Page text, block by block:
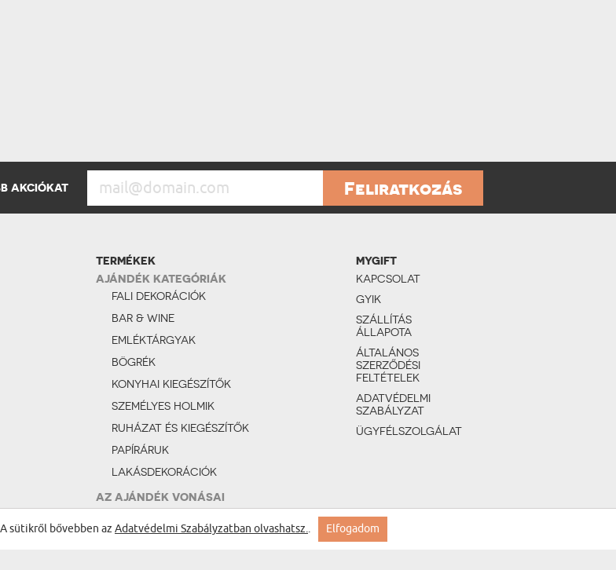
AKCIÓKAT Feliratkozás
TERMÉKEK
AJÁNDÉK KATEGÓRIÁK
FALI DEKORÁCIÓK
BAR & WINE
EMLÉKTÁRGYAK
BÖGRÉK
KONYHAI KIEGÉSZÍTŐK
SZEMÉLYES HOLMIK
RUHÁZAT ÉS KIEGÉSZÍTŐK
PAPÍRÁRUK
LAKÁSDEKORÁCIÓK
AZ AJÁNDÉK VONÁSAI
ROMANTIKUS
MYGIFT
KAPCSOLAT
GYIK
SZÁLLÍTÁS
ÁLLAPOTA
ÁLTALÁNOS
SZERZŐDÉSI
FELTÉTELEK
ADATVÉDELMI
SZABÁLYZAT
ÜGYFÉLSZOLGÁLAT
sütikről bővebben az Adatvédelmi Szabályzatban olvashatsz.. Elfogadom